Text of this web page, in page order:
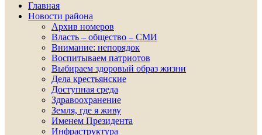
Главная
Новости района
Архив номеров
Власть – общество – СМИ
Внимание: непорядок
Воспитываем патриотов
Выбираем здоровый образ жизни
Дела крестьянские
Доступная среда
Здравоохранение
Земля, где я живу
Именем Президента
Инфраструктура